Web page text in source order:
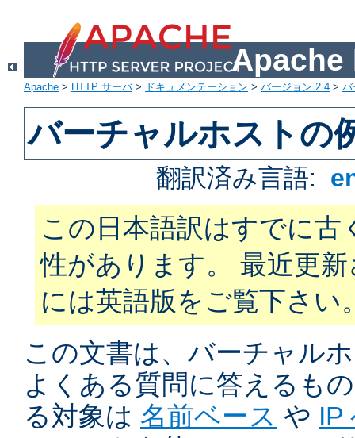
Apache
Apache > HTTP サーバ> ドキュメンテーション > バージョン 2.4 > バ
バーチャルホストの
翻訳済み言語:
この日本語訳はすでに古
性があります。 最近更
には英語版をご覧下さい
この文書は、バーチャル
よくある質問に答えるも
る対象は 名前ベース や IP